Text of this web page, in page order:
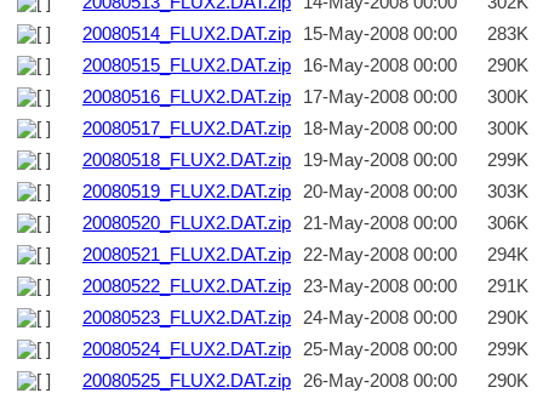
20080514_FLUX2.DAT.zip
15-May-2008 00:00
283K
20080515_FLUX2.DAT.zip
16-May-2008 00:00
290K
20080516_FLUX2.DAT.zip
17-May-2008 00:00
300K
20080517_FLUX2.DAT.zip
18-May-2008 00:00
300K
20080518_FLUX2.DAT.zip
19-May-2008 00:00
299K
20080519_FLUX2.DAT.zip
20-May-2008 00:00
303K
20080520_FLUX2.DAT.zip
21-May-2008 00:00
306K
20080521_FLUX2.DAT.zip
22-May-2008 00:00
294K
20080522_FLUX2.DAT.zip
23-May-2008 00:00
291K
20080523_FLUX2.DAT.zip
24-May-2008 00:00
290K
20080524_FLUX2.DAT.zip
25-May-2008 00:00
299K
20080525_FLUX2.DAT.zip
26-May-2008 00:00
290K